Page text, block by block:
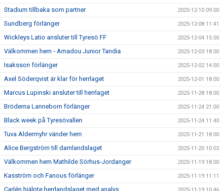
Stadium tillbaka som partner 2025-12-10 09:00
Sundberg förlänger 2025-12-08 11:41
Wickleys Latio ansluter till Tyresö FF 2025-12-04 15:00
Välkommen hem - Amadou Junior Tandia 2025-12-03 18:00
Isaksson förlänger 2025-12-02 14:00
Axel Söderqvist är klar för herrlaget 2025-12-01 18:00
Marcus Lupinski ansluter till herrlaget 2025-11-28 18:00
Bröderna Lanneborn förlänger 2025-11-24 21:00
Black week på Tyresövallen 2025-11-24 11:40
Tuva Aldermyhr vänder hem 2025-11-21 18:00
Alice Bergström till damlandslaget 2025-11-20 10:02
Välkommen hem Mathilde Sörhus-Jordanger 2025-11-19 18:00
Kasström och Fanous förlänger 2025-11-19 11:11
Carlén hjälpte herrlandslaget med analys 2025-11-19 10:46